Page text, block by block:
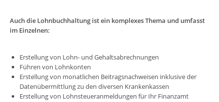
Auch die Lohnbuchhaltung ist ein komplexes Thema und umfasst
im Einzelnen:
Erstellung von Lohn- und Gehaltsabrechnungen
Führen von Lohnkonten
Erstellung von monatlichen Beitragsnachweisen inklusive der
Datenübermittlung zu den diversen Krankenkassen
Erstellung von Lohnsteueranmeldungen für Ihr Finanzamt